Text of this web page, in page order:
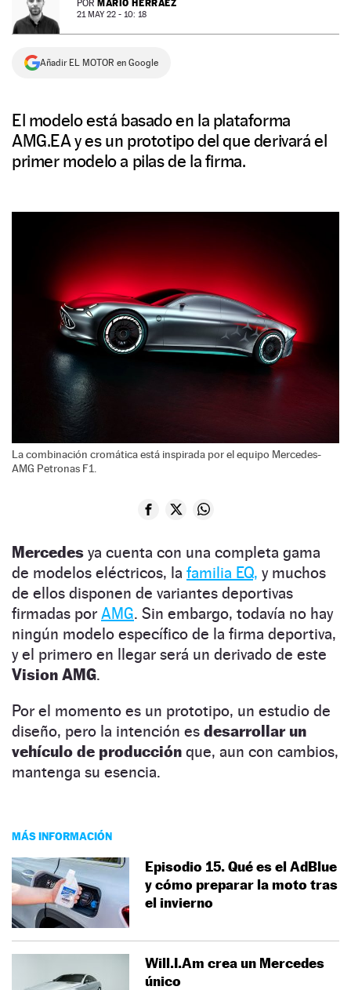
NEWSLETTER
SÍGUENOS
POR MARIO HERRÁEZ
21 MAY 22 - 10: 18
Añadir EL MOTOR en Google
El modelo está basado en la plataforma
AMG.EA y es un prototipo del que derivará el
primer modelo a pilas de la firma.
La combinación cromática está inspirada por el equipo Mercedes-
AMG Petronas F1.
Mercedes ya cuenta con una completa gama
de modelos eléctricos, la familia EQ, y muchos
de ellos disponen de variantes deportivas
firmadas por AMG. Sin embargo, todavía no hay
ningún modelo específico de la firma deportiva,
y el primero en llegar será un derivado de este
Vision AMG.
Por el momento es un prototipo, un estudio de
diseño, pero la intención es desarrollar un
vehículo de producción que, aun con cambios,
mantenga su esencia.
MÁS INFORMACIÓN
Episodio 15. Qué es el AdBlue
y cómo preparar la moto tras
el invierno
Will.I.Am crea un Mercedes
único